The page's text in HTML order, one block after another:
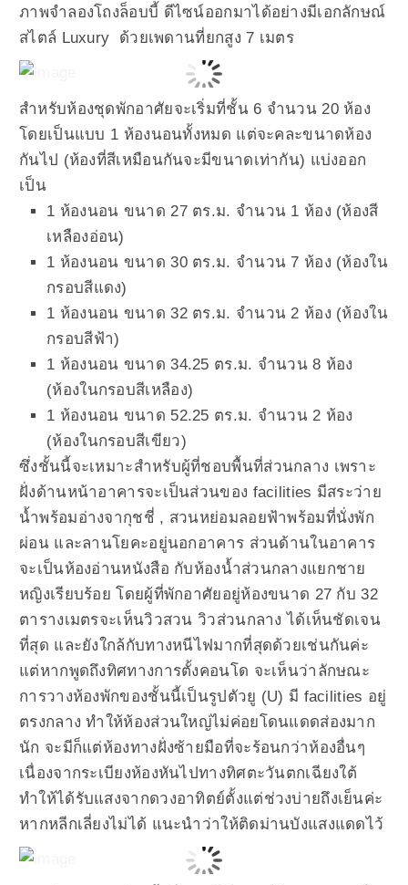
ภาพจำลองโถงล็อบบี้ ดีไซน์ออกมาได้อย่างมีเอกลักษณ์
สไตล์ Luxury ด้วยเพดานที่ยกสูง 7 เมตร
สำหรับห้องชุดพักอาศัยจะเริ่มที่ชั้น 6 จำนวน 20 ห้อง
โดยเป็นแบบ 1 ห้องนอนทั้งหมด แต่จะคละขนาดห้อง
กันไป (ห้องที่สีเหมือนกันจะมีขนาดเท่ากัน) แบ่งออก
เป็น
1 ห้องนอน ขนาด 27 ตร.ม. จำนวน 1 ห้อง (ห้องสี
เหลืองอ่อน)
1 ห้องนอน ขนาด 30 ตร.ม. จำนวน 7 ห้อง (ห้องใน
กรอบสีแดง)
1 ห้องนอน ขนาด 32 ตร.ม. จำนวน 2 ห้อง (ห้องใน
กรอบสีฟ้า)
1 ห้องนอน ขนาด 34.25 ตร.ม. จำนวน 8 ห้อง
(ห้องในกรอบสีเหลือง)
1 ห้องนอน ขนาด 52.25 ตร.ม. จำนวน 2 ห้อง
(ห้องในกรอบสีเขียว)
ซึ่งชั้นนี้จะเหมาะสำหรับผู้ที่ชอบพื้นที่ส่วนกลาง เพราะ
ฝั่งด้านหน้าอาคารจะเป็นส่วนของ facilities มีสระว่าย
น้ำพร้อมอ่างจากุชชี่ , สวนหย่อมลอยฟ้าพร้อมที่นั่งพัก
ผ่อน และลานโยคะอยู่นอกอาคาร ส่วนด้านในอาคาร
จะเป็นห้องอ่านหนังสือ กับห้องน้ำส่วนกลางแยกชาย
หญิงเรียบร้อย โดยผู้ที่พักอาศัยอยู่ห้องขนาด 27 กับ 32
ตารางเมตรจะเห็นวิวสวน วิวส่วนกลาง ได้เห็นชัดเจน
ที่สุด และยังใกล้กับทางหนีไฟมากที่สุดด้วยเช่นกันค่ะ
แต่หากพูดถึงทิศทางการตั้งคอนโด จะเห็นว่าลักษณะ
การวางห้องพักของชั้นนี้เป็นรูปตัวยู (U) มี facilities อยู่
ตรงกลาง ทำให้ห้องส่วนใหญ่ไม่ค่อยโดนแดดส่องมาก
นัก จะมีก็แต่ห้องทางฝั่งซ้ายมือที่จะร้อนกว่าห้องอื่นๆ
เนื่องจากระเบียงห้องหันไปทางทิศตะวันตกเฉียงใต้
ทำให้ได้รับแสงจากดวงอาทิตย์ตั้งแต่ช่วงบ่ายถึงเย็นค่ะ
หากหลีกเลี่ยงไม่ได้ แนะนำว่าให้ติดม่านบังแสงแดดไว้